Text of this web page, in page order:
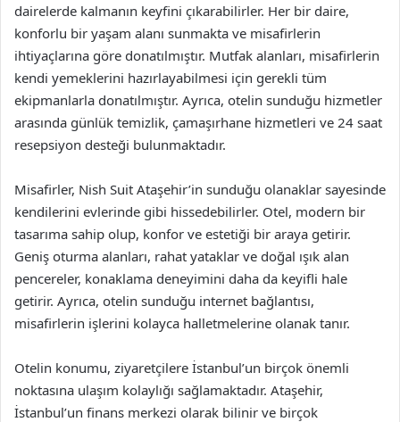
dairelerde kalmanın keyfini çıkarabilirler. Her bir daire,
konforlu bir yaşam alanı sunmakta ve misafirlerin
ihtiyaçlarına göre donatılmıştır. Mutfak alanları, misafirlerin
kendi yemeklerini hazırlayabilmesi için gerekli tüm
ekipmanlarla donatılmıştır. Ayrıca, otelin sunduğu hizmetler
arasında günlük temizlik, çamaşırhane hizmetleri ve 24 saat
resepsiyon desteği bulunmaktadır.
Misafirler, Nish Suit Ataşehir’in sunduğu olanaklar sayesinde
kendilerini evlerinde gibi hissedebilirler. Otel, modern bir
tasarıma sahip olup, konfor ve estetiği bir araya getirir.
Geniş oturma alanları, rahat yataklar ve doğal ışık alan
pencereler, konaklama deneyimini daha da keyifli hale
getirir. Ayrıca, otelin sunduğu internet bağlantısı,
misafirlerin işlerini kolayca halletmelerine olanak tanır.
Otelin konumu, ziyaretçilere İstanbul’un birçok önemli
noktasına ulaşım kolaylığı sağlamaktadır. Ataşehir,
İstanbul’un finans merkezi olarak bilinir ve birçok